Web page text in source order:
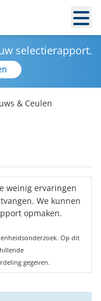
selectierapport.
& Ceulen
weinig ervaringen
We kunnen
opmaken.
Op dit
gegeven.